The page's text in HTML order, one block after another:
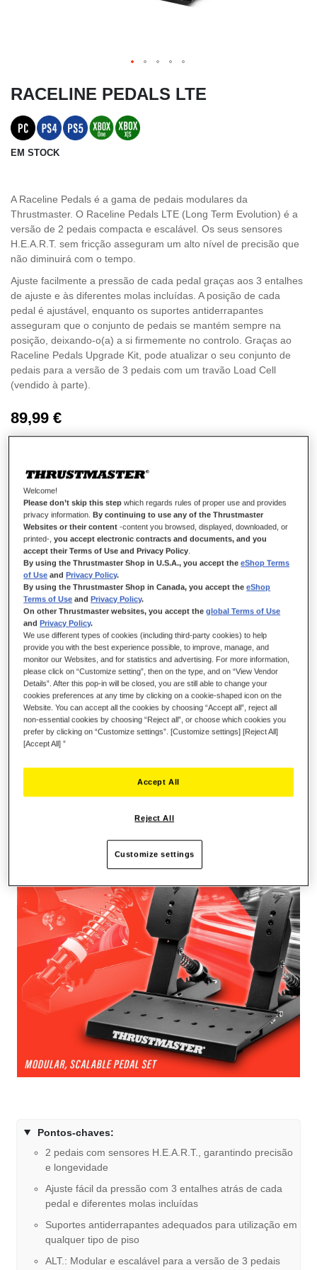
RACELINE PEDALS LTE
EM STOCK
A Raceline Pedals é a gama de pedais modulares da
Thrustmaster. O Raceline Pedals LTE (Long Term Evolution) é a
versão de 2 pedais compacta e escalável. Os seus sensores
H.E.A.R.T. sem fricção asseguram um alto nível de precisão que
não diminuirá com o tempo.
Ajuste facilmente a pressão de cada pedal graças aos 3 entalhes
de ajuste e às diferentes molas incluídas. A posição de cada
pedal é ajustável, enquanto os suportes antiderrapantes
asseguram que o conjunto de pedais se mantém sempre na
posição, deixando-o(a) a si firmemente no controlo. Graças ao
Raceline Pedals Upgrade Kit, pode atualizar o seu conjunto de
pedais para a versão de 3 pedais com um travão Load Cell
(vendido à parte).
efeitos Force Feedback Thrustmaster (exceto o T500) na PS5,
PS4, Xbox One, Xbox Series X|S e PC (Windows 10/11).
89,99 €
ADICIONAR AO CARRINHO
Lista de desejos
Seja o primeiro a avaliar este produto
Detalhes
CONJUNTO DE PEDAIS MODULAR E
ESCALÁVEL
O Raceline Pedals LTE (Long Term Evolution) é um conjunto
de 2 pedais dotado de sensores H.E.A.R.T., garantindo
precisão e longevidade. Com a sua estrutura 100% de metal, é
representa um investimento a longo prazo.
Pontos-chaves:
2 pedais com sensores H.E.A.R.T., garantindo precisão
e longevidade
Ajuste fácil da pressão com 3 entalhes atrás de cada
pedal e diferentes molas incluídas
Suportes antiderrapantes adequados para utilização em
qualquer tipo de piso
ALT.: Modular e escalável para a versão de 3 pedais
Welcome!
Please don’t skip this step which regards rules of proper use and provides
privacy information.By continuing to use any of the Thrustmaster
Websites or their content -content you browsed, displayed, downloaded, or
printed-,you accept electronic contracts and documents, and you
accept their Terms of Use and Privacy Policy
By using the Thrustmaster Shop in U.S.A., you accept theeShop Terms
of Use andPrivacy Policy.
By using the Thrustmaster Shop in Canada, you accept theeShop
Terms of Use andPrivacy Policy.
On other Thrustmaster websites, you accept theglobal Terms of Use
andPrivacy Policy.
We use different types of cookies (including third-party cookies) to help
provide you with the best experience possible, to improve, manage, and
monitor our Websites, and for statistics and advertising. For more information,
please click on “Customize setting”, then on the type, and on “View Vendor
Details”. After this pop-in will be closed, you are still able to change your
cookies preferences at any time by clicking on a cookie-shaped icon on the
Website. You can accept all the cookies by choosing “Accept all”, reject all
non-essential cookies by choosing “Reject all”, or choose which cookies you
prefer by clicking on “Customize settings”. [Customize settings] [Reject All]
[Accept All] ”
Reject All
Accept All
Customize settings